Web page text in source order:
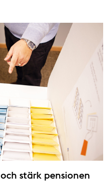
stärk pensionen